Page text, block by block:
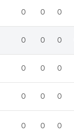
0 0 0
0 0 0
0 0 0
0 0 0
0 0 0